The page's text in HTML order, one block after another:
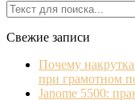
Свежие записи
Почему
при грамотном
Janome 5500: